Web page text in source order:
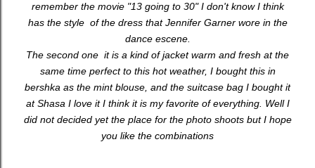
remember the movie "13 going to 30" I don't know I think
has the style of the dress that Jennifer Garner wore in the
dance escene.
The second one it is a kind of jacket warm and fresh at the
same time perfect to this hot weather, I bought this in
bershka as the mint blouse, and the suitcase bag I bought it
at Shasa I love it I think it is my favorite of everything. Well I
did not decided yet the place for the photo shoots but I hope
you like the combinations